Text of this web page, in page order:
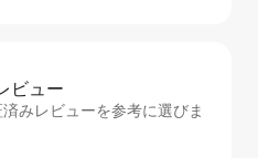
ビ⁠ュ⁠ー
みレビューを参考に選びま